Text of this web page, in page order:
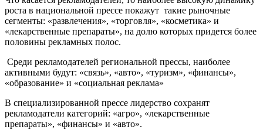
роста в национальной прессе покажут такие рыночные
сегменты: «развлечения», «торговля», «косметика» и
«лекарственные препараты», на долю которых придется более
половины рекламных полос.
Среди рекламодателей региональной прессы, наиболее
активными будут: «связь», «авто», «туризм», «финансы»,
«образование» и «социальная реклама»
В специализированной прессе лидерство сохранят
рекламодатели категорий: «агро», «лекарственные
препараты», «финансы» и «авто».